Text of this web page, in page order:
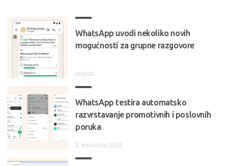
WhatsApp uvodi nekoliko novih
mogućnosti za grupne razgovore
srijeda
WhatsApp testira automatsko
razvrstavanje promotivnih i poslovnih
poruka
3. kolovoza 2026.